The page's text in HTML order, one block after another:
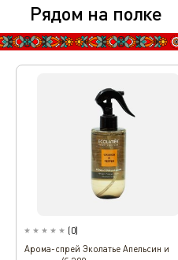
Рядом на полке
(0)
Арома-спрей Эколатье Апельсин и